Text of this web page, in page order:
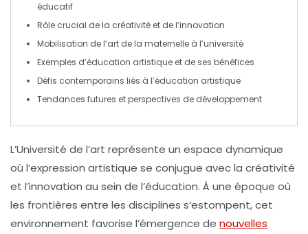
éducatif
Rôle crucial de la créativité et de l’innovation
Mobilisation de l’art de la maternelle à l’université
Exemples d’éducation artistique et de ses bénéfices
Défis contemporains liés à l’éducation artistique
Tendances futures etperspectives de développement
L’Université de l’art représente un espace dynamique
où l’expression artistique se conjugue avec la créativité
et l’innovation au sein de l’éducation. À une époque où
les frontières entre les disciplines s’estompent, cet
environnement favorise l’émergence de nouvelles